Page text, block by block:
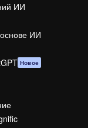
ИИ
ИИ
Новое